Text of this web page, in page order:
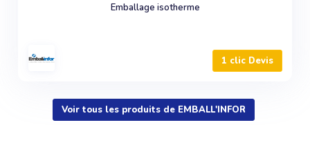
Emballage isotherme
1 clic Devis
Voir tous les produits de EMBALL'INFOR